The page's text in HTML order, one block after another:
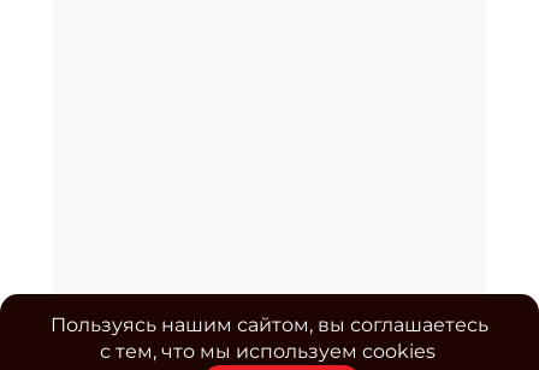
Пользуясь нашим сайтом, вы соглашаетесь
с тем, что мы используем cookies